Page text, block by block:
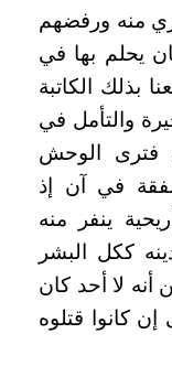
منه ورفضهم
يحلم بها في
بذلك الكاتبة
والتأمل في
فترى الوحش
في آن إذ
ينفر منه
ككل البشر
لا أحد كان
كانوا قتلوه